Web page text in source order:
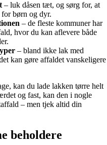
– luk dåsen tæt, og sørg for, at
børn og dyr.
– de fleste kommuner har
hvor du kan aflevere både
– bland ikke lak med
kan gøre affaldet vanskeligere
kan du lade lakken tørre helt
og fast, kan den i nogle
– men tjek altid din
beholdere